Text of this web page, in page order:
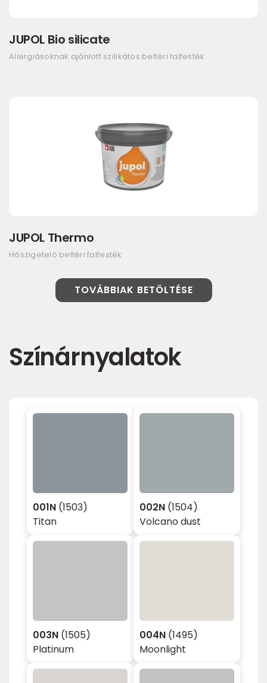
JUPOL Bio silicate
Allergiásoknak ajánlott szilikátos beltéri falfesték
JUPOL Thermo
Hőszigetelő beltéri falfesték
TOVÁBBIAK BETÖLTÉSE
Színárnyalatok
001N (1503)
Titan
002N (1504)
Volcano dust
003N (1505)
Platinum
004N (1495)
Moonlight